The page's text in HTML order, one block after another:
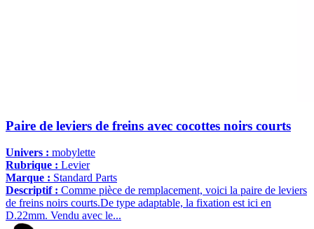
Paire de leviers de freins avec cocottes noirs courts
Univers : mobylette
Rubrique : Levier
Marque : Standard Parts
Descriptif : Comme pièce de remplacement, voici la paire de leviers
de freins noirs courts.De type adaptable, la fixation est ici en
D.22mm. Vendu avec le...